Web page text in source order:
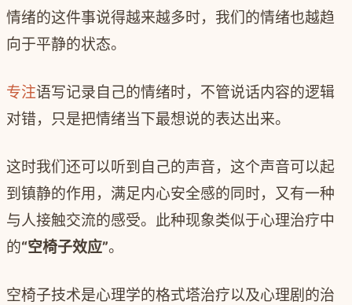
情绪的这件事说得越来越多时，我们的情绪也越趋
向于平静的状态。
专注语写记录自己的情绪时，不管说话内容的逻辑
对错，只是把情绪当下最想说的表达出来。
这时我们还可以听到自己的声音，这个声音可以起
到镇静的作用，满足内心安全感的同时，又有一种
与人接触交流的感受。此种现象类似于心理治疗中
的“空椅子效应”。
空椅子技术是心理学的格式塔治疗以及心理剧的治